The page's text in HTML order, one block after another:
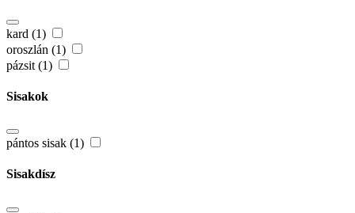
kard (1)
oroszlán (1)
pázsit (1)
Sisakok
pántos sisak (1)
Sisakdísz